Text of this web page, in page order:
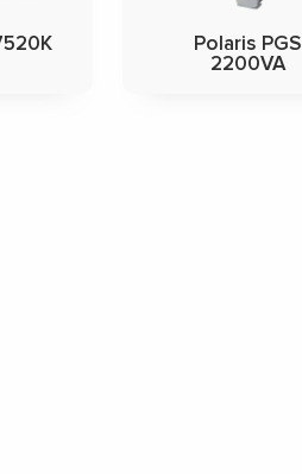
Polaris PGS
2200VA